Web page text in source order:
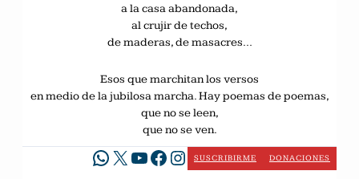
a la casa abandonada,
al crujir de techos,
de maderas, de masacres…
Esos que marchitan los versos
en medio de la jubilosa marcha. Hay poemas de poemas,
que no se leen,
que no se ven.
WhatsApp
X YouTube
Facebook
Instagram
SUSCRIBIRME DONACIONES